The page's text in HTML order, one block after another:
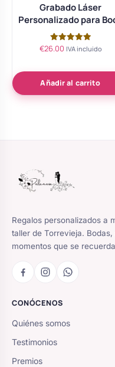
Grabado Láser
Personalizado para
Valorado
€26.00 IVA incluido
Añadir al carrito
Regalos personalizados a
taller de Torrevieja.
momentos que se
CONÓCENOS
Quiénes somos
Testimonios
Premios